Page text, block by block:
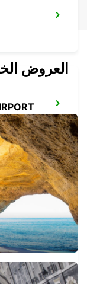
العروض